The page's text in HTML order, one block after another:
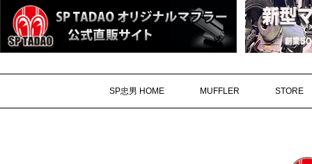
SP忠男 HOME MUFFLER STORE